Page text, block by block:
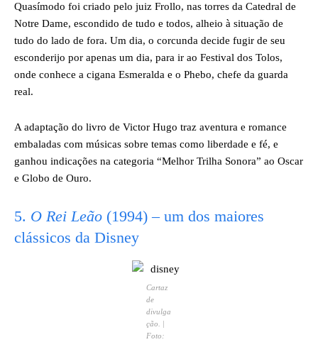
Quasímodo foi criado pelo juiz Frollo, nas torres da Catedral de
Notre Dame, escondido de tudo e todos, alheio à situação de
tudo do lado de fora. Um dia, o corcunda decide fugir de seu
esconderijo por apenas um dia, para ir ao Festival dos Tolos,
onde conhece a cigana Esmeralda e o Phebo, chefe da guarda
real.
A adaptação do livro de Victor Hugo traz aventura e romance
embaladas com músicas sobre temas como liberdade e fé, e
ganhou indicações na categoria “Melhor Trilha Sonora” ao Oscar
e Globo de Ouro.
5. O Rei Leão (1994) – um dos maiores
clássicos da Disney
​Cartaz
de
divulga
ção. |
Foto: